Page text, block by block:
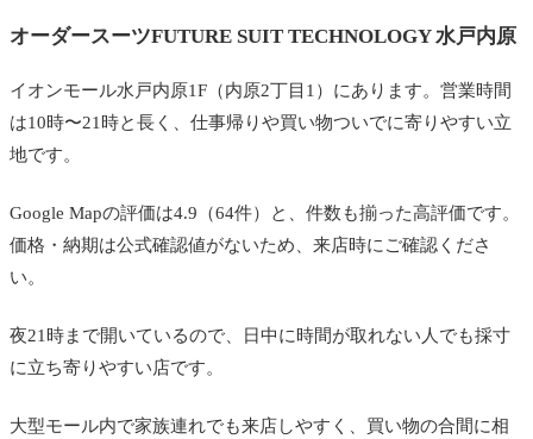
オーダースーツFUTURE SUIT TECHNOLOGY 水戸内原
イオンモール水戸内原1F（内原2丁目1）にあります。営業時間
は10時〜21時と長く、仕事帰りや買い物ついでに寄りやすい立
地です。
Google Mapの評価は4.9（64件）と、件数も揃った高評価です。
価格・納期は公式確認値がないため、来店時にご確認くださ
い。
夜21時まで開いているので、日中に時間が取れない人でも採寸
に立ち寄りやすい店です。
大型モール内で家族連れでも来店しやすく、買い物の合間に相